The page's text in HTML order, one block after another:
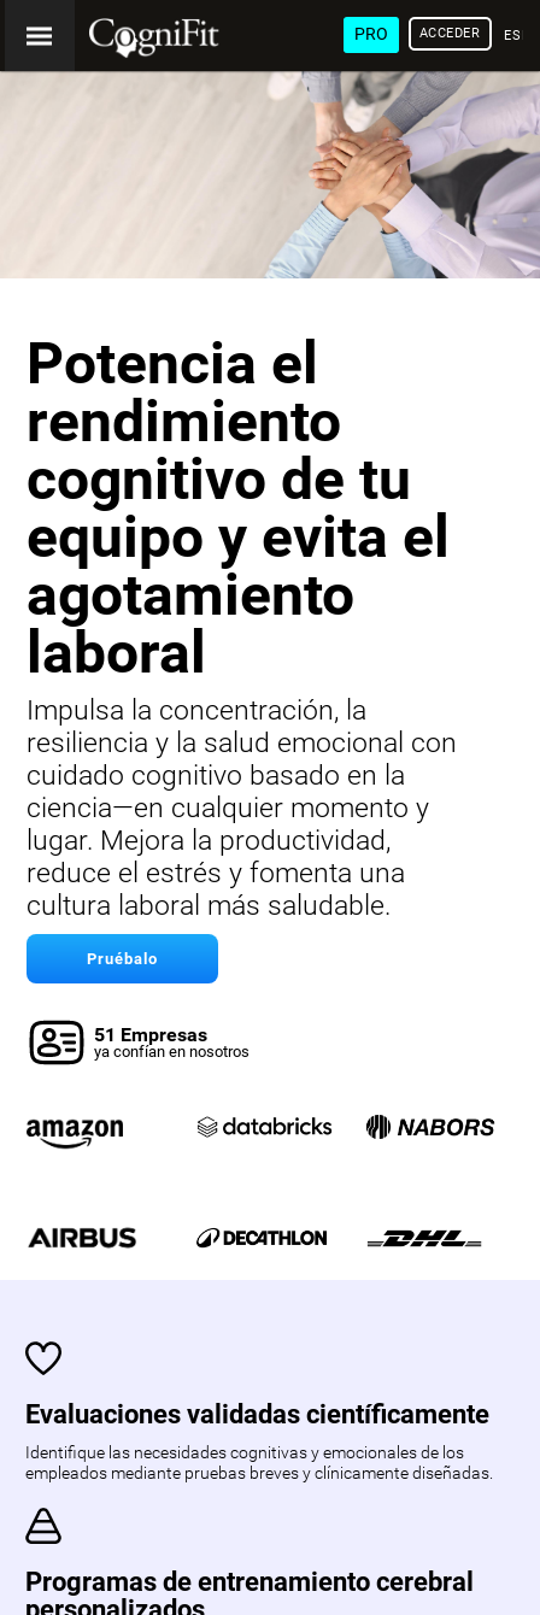
PRO ACCEDER
Potencia el
rendimiento
cognitivo de tu
equipo y evita el
agotamiento
laboral
Impulsa la concentración, la
resiliencia y la salud emocional con
cuidado cognitivo basado en la
ciencia—en cualquier momento y
lugar. Mejora la productividad,
reduce el estrés y fomenta una
cultura laboral más saludable.
Pruébalo
51 Empresas
ya confían en nosotros
Evaluaciones validadas científicamente
Identifique las necesidades cognitivas y emocionales de los
empleados mediante pruebas breves y clínicamente diseñadas.
Programas de entrenamiento cerebral